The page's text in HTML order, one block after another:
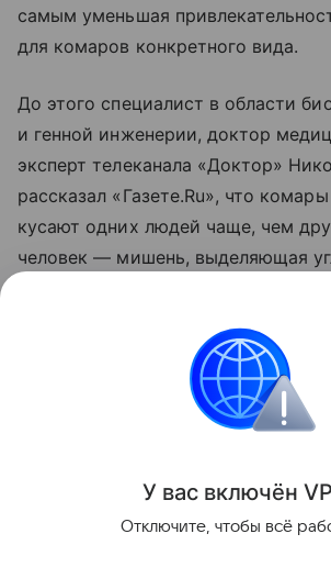
самым уменьшая
для комаров конкретного вида.
До этого специалист в области
и генной инженерии, доктор
эксперт телеканала «Доктор»
рассказал «Газете.Ru», что
кусают одних людей чаще, чем
человек — мишень, выделяющая
выделений кожи, уточнил
У вас включён VP
Отключите, чтобы всё